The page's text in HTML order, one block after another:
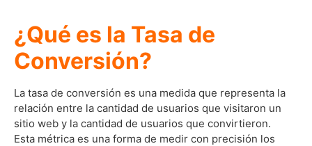
¿Qué es la Tasa de
Conversión?
La tasa de conversión es una medida que representa la
relación entre la cantidad de usuarios que visitaron un
sitio web y la cantidad de usuarios que convirtieron.
Esta métrica es una forma de medir con precisión los